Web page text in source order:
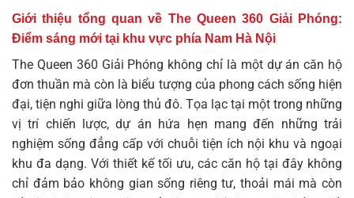
Giới thiệu tổng quan về The Queen 360 Giải Phóng:
Điểm sáng mới tại khu vực phía Nam Hà Nội
The Queen 360 Giải Phóng không chỉ là một dự án căn hộ
đơn thuần mà còn là biểu tượng của phong cách sống hiện
đại, tiện nghi giữa lòng thủ đô. Tọa lạc tại một trong những
vị trí chiến lược, dự án hứa hẹn mang đến những trải
nghiệm sống đẳng cấp với chuỗi tiện ích nội khu và ngoại
khu đa dạng. Với thiết kế tối ưu, các căn hộ tại đây không
chỉ đảm bảo không gian sống riêng tư, thoải mái mà còn